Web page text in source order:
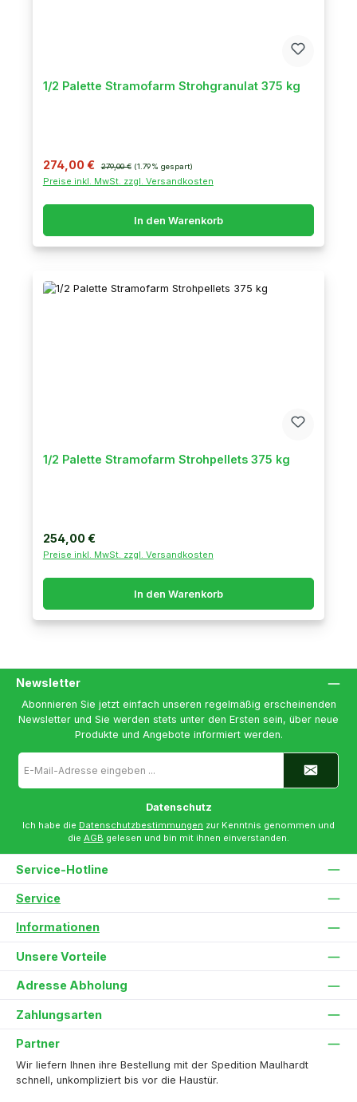
1/2 Palette Stramofarm Strohgranulat 375 kg
Verkaufspreis:
274,00 € Regulärer Preis:
279,00 € (1.79% gespart)
Preise inkl. MwSt. zzgl. Versandkosten
In den Warenkorb
1/2 Palette Stramofarm Strohpellets 375 kg
Regulärer Preis:
254,00 €
Preise inkl. MwSt. zzgl. Versandkosten
In den Warenkorb
Newsletter
Abonnieren Sie jetzt einfach unseren regelmäßig erscheinenden
Newsletter und Sie werden stets unter den Ersten sein, über neue
Produkte und Angebote informiert werden.
E-
Mail-
*
Datenschutz
Ich habe die Datenschutzbestimmungen zur Kenntnis genommen und
die AGB gelesen und bin mit ihnen einverstanden.
Service-Hotline
Service
Informationen
Unsere Vorteile
Zahlungsarten
Partner
Wir liefern Ihnen ihre Bestellung mit der Spedition Maulhardt
schnell, unkompliziert bis vor die Haustür.
Adresse Abholung